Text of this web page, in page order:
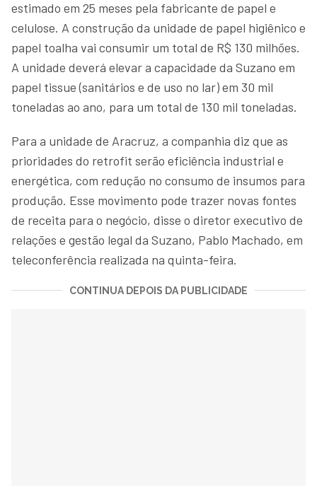
estimado em 25 meses pela fabricante de papel e
celulose. A construção da unidade de papel higiênico e
papel toalha vai consumir um total de R$ 130 milhões.
A unidade deverá elevar a capacidade da Suzano em
papel tissue (sanitários e de uso no lar) em 30 mil
toneladas ao ano, para um total de 130 mil toneladas.
Para a unidade de Aracruz, a companhia diz que as
prioridades do retrofit serão eficiência industrial e
energética, com redução no consumo de insumos para
produção. Esse movimento pode trazer novas fontes
de receita para o negócio, disse o diretor executivo de
relações e gestão legal da Suzano, Pablo Machado, em
teleconferência realizada na quinta-feira.
CONTINUA DEPOIS DA PUBLICIDADE